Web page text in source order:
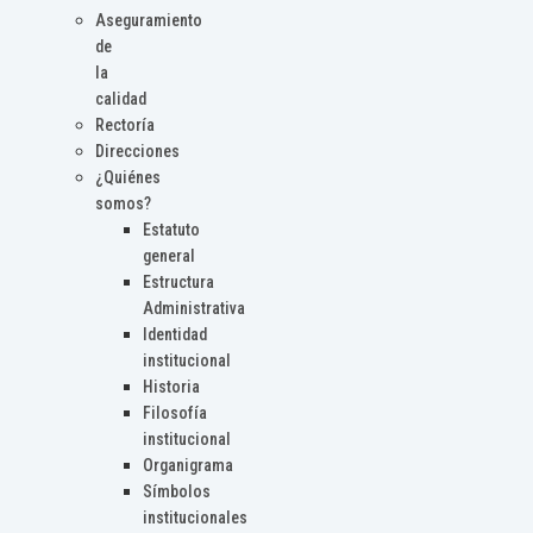
Aseguramiento
de
la
calidad
Rectoría
Direcciones
¿Quiénes
somos?
Estatuto
general
Estructura
Administrativa
Identidad
institucional
Historia
Filosofía
institucional
Organigrama
Símbolos
institucionales